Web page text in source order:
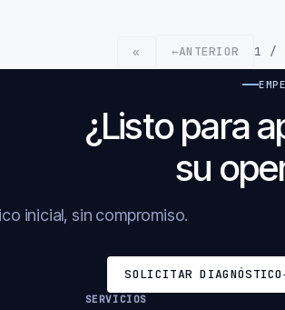
« ←ANTERIOR 1 /
¿Listo para
su
inicial, sin compromiso.
SOLICITAR DIAGNÓSTICO
SERVICIOS